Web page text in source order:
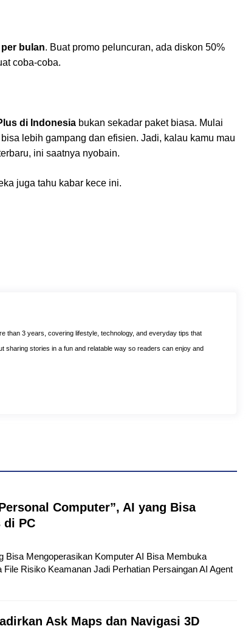
per bulan. Buat promo peluncuran, ada diskon 50%
coba-coba.
di Indonesia bukan sekadar paket biasa. Mulai
lebih gampang dan efisien. Jadi, kalau kamu mau
ini saatnya nyobain.
juga tahu kabar kece ini.
than 3 years, covering lifestyle, technology, and everyday tips that
sharing stories in a fun and relatable way so readers can enjoy and
Computer”, AI yang Bisa
di PC
Bisa Mengoperasikan Komputer AI Bisa Membuka
File Risiko Keamanan Jadi Perhatian Persaingan AI Agent
Ask Maps dan Navigasi 3D